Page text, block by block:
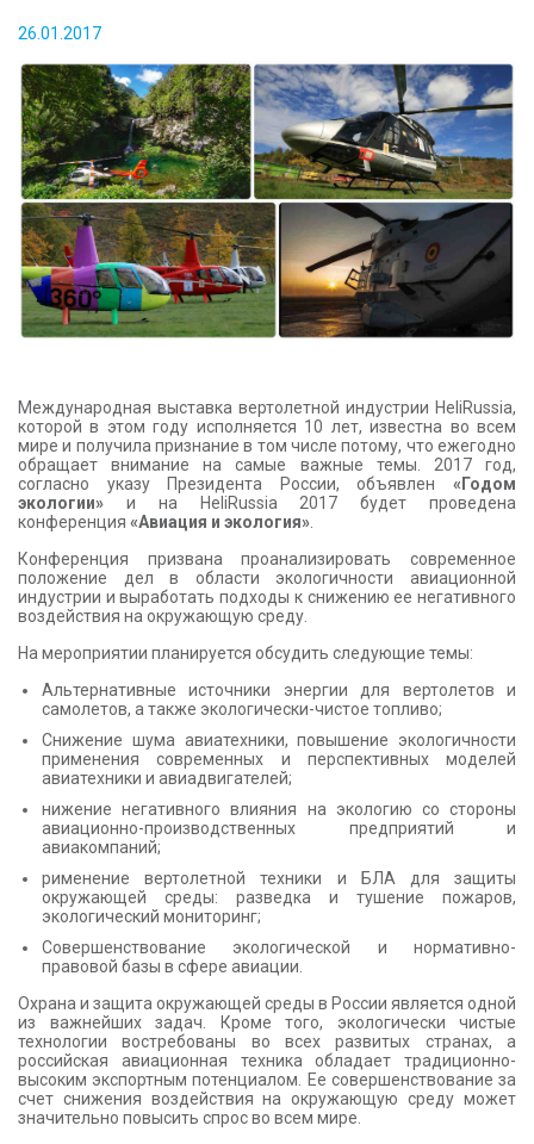
КОНТАКТЫ
26.01.2017
Международная выставка вертолетной индустрии HeliRussia,
которой в этом году исполняется 10 лет, известна во всем
мире и получила признание в том числе потому, что ежегодно
обращает внимание на самые важные темы. 2017 год,
согласно указу Президента России, объявлен «Годом
экологии» и на HeliRussia 2017 будет проведена
конференция «Авиация и экология»
Конференция призвана проанализировать современное
положение дел в области экологичности авиационной
индустрии и выработать подходы к снижению ее негативного
воздействия на окружающую среду.
На мероприятии планируется обсудить следующие темы:
Альтернативные источники энергии для вертолетов и
самолетов, а также экологически-чистое топливо;
Снижение шума авиатехники, повышение экологичности
применения современных и перспективных моделей
авиатехники и авиадвигателей;
нижение негативного влияния на экологию со стороны
авиационно-производственных предприятий и
авиакомпаний;
рименение вертолетной техники и БЛА для защиты
окружающей среды: разведка и тушение пожаров,
экологический мониторинг;
Совершенствование экологической и нормативно-
правовой базы в сфере авиации.
Охрана и защита окружающей среды в России является одной
из важнейших задач. Кроме того, экологически чистые
технологии востребованы во всех развитых странах, а
российская авиационная техника обладает традиционно-
высоким экспортным потенциалом. Ее совершенствование за
счет снижения воздействия на окружающую среду может
значительно повысить спрос во всем мире.